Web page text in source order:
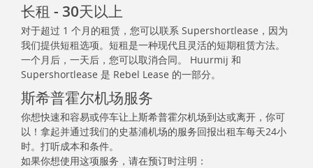
长租 - 30天以上
对于超过 1 个月的租赁，您可以联系 Supershortlease，因为
我们提供短租选项。短租是一种现代且灵活的短期租赁方法。
一个月后，一天后，您可以取消合同。 Huurmij 和
Supershortlease 是 Rebel Lease 的一部分。
斯希普霍尔机场服务
你想快速和容易或停车让上斯希普霍尔机场到达或离开，你可
以！拿起并通过我们的史基浦机场的服务回报出租车每天24小
时。打听成本和条件。
如果你想使用这项服务，请在预订时注明：